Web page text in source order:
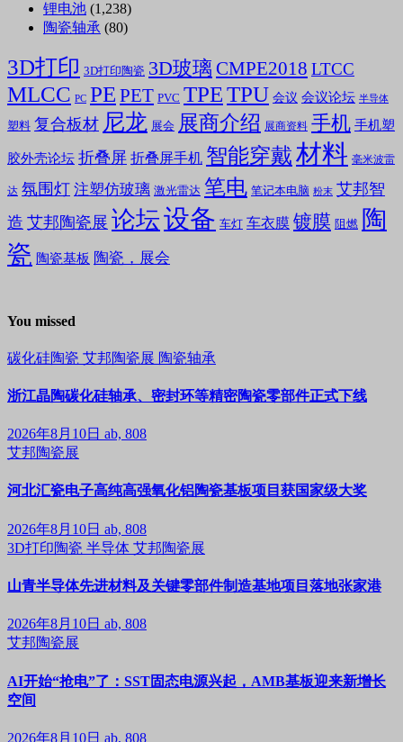
锂电池 (1,238)
陶瓷轴承 (80)
3D打印 3D打印陶瓷 3D玻璃 CMPE2018 LTCC
MLCC PC PE PET PVC TPETPU 会议 会议论坛 半导体
塑料 复合板材 尼龙 展会 展商介绍 展商资料 手机 手机塑
胶外壳论坛 折叠屏 折叠屏手机 智能穿戴材料 毫米波雷
达 氛围灯 注塑仿玻璃 激光雷达 笔电 笔记本电脑 粉末 艾邦智
造 艾邦陶瓷展 论坛设备 车灯 车衣膜 镀膜 阻燃 陶
瓷 陶瓷基板 陶瓷，展会
You missed
碳化硅陶瓷 艾邦陶瓷展 陶瓷轴承
浙江晶陶碳化硅轴承、密封环等精密陶瓷零部件正式下线
2026年8月10日 ab, 808
艾邦陶瓷展
河北汇瓷电子高纯高强氧化铝陶瓷基板项目获国家级大奖
2026年8月10日 ab, 808
3D打印陶瓷 半导体 艾邦陶瓷展
山青半导体先进材料及关键零部件制造基地项目落地张家港
2026年8月10日 ab, 808
艾邦陶瓷展
AI开始“抢电”了：SST固态电源兴起，AMB基板迎来新增长
空间
2026年8月10日 ab, 808